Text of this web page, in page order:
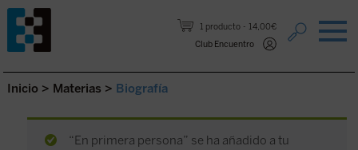
1 producto
14,00€
Club Encuentro
Saltar al contenido.
Inicio > Materias > Biografía
“En primera persona” se ha añadido a tu